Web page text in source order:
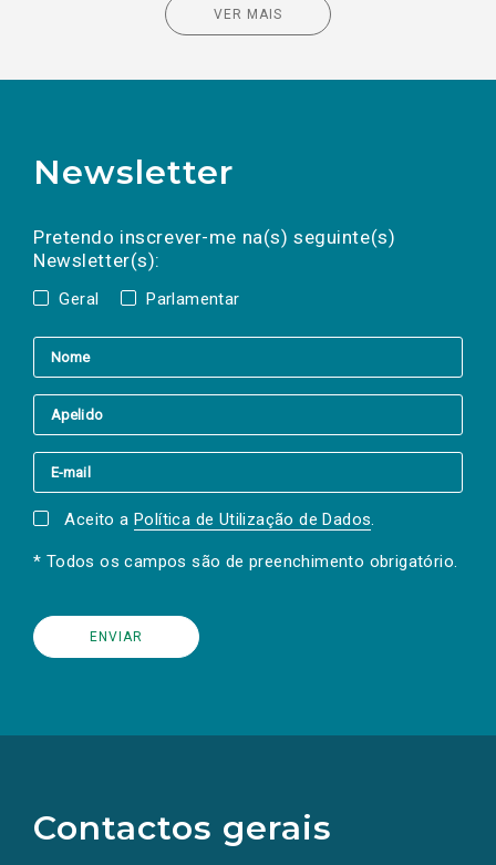
VER MAIS
Newsletter
Pretendo inscrever-me na(s) seguinte(s)
Newsletter(s):
Geral Parlamentar
a(s) newsletter(s).
mail
Aceito a Política de Utilização de Dados.
* Todos os campos são de preenchimento obrigatório.
Contactos gerais
redes
sociais